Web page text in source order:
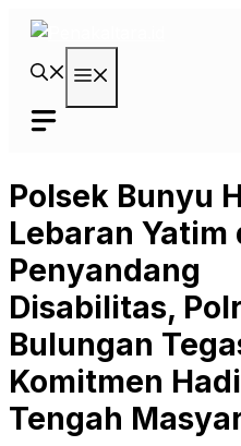
Langsung
Polsek Bunyu
Lebaran Yatim
Penyandang
Disabilitas,
Bulungan
Komitmen
Tengah